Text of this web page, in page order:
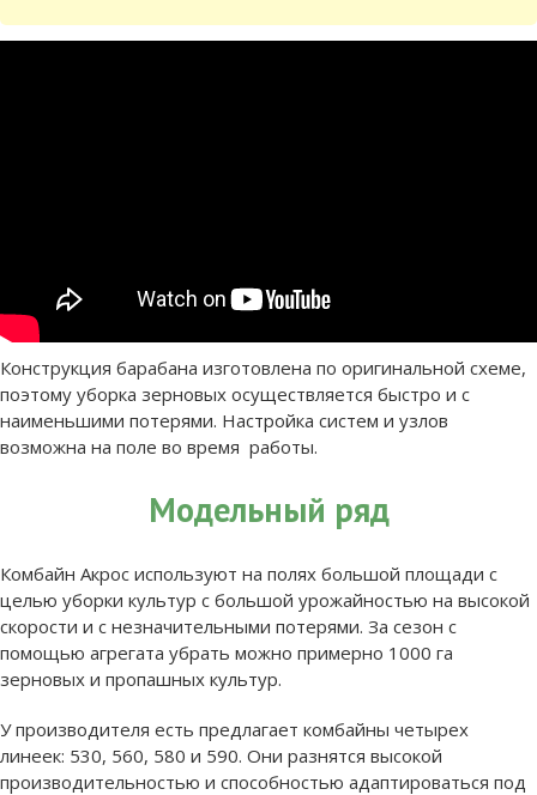
Конструкция барабана изготовлена по оригинальной схеме,
поэтому уборка зерновых осуществляется быстро и с
наименьшими потерями. Настройка систем и узлов
возможна на поле во время работы.
Модельный ряд
Комбайн Акрос используют на полях большой площади с
целью уборки культур с большой урожайностью на высокой
скорости и с незначительными потерями. За сезон с
помощью агрегата убрать можно примерно 1000 га
зерновых и пропашных культур.
У производителя есть предлагает комбайны четырех
линеек: 530, 560, 580 и 590. Они разнятся высокой
производительностью и способностью адаптироваться под